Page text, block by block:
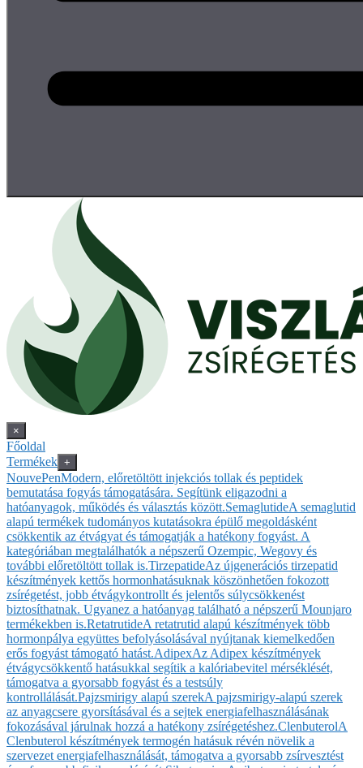
×
Főoldal
Termékek +
NouvePenModern, előretöltött injekciós tollak és peptidek
bemutatása fogyás támogatására. Segítünk eligazodni a
hatóanyagok, működés és választás között.SemaglutideA semaglutid
alapú termékek tudományos kutatásokra épülő megoldásként
csökkentik az étvágyat és támogatják a hatékony fogyást. A
kategóriában megtalálhatók a népszerű Ozempic, Wegovy és
további előretöltött tollak is.TirzepatideAz újgenerációs tirzepatid
készítmények kettős hormonhatásuknak köszönhetően fokozott
zsírégetést, jobb étvágykontrollt és jelentős súlycsökkenést
biztosíthatnak. Ugyanez a hatóanyag található a népszerű Mounjaro
termékekben is.RetatrutideA retatrutid alapú készítmények több
hormonpálya együttes befolyásolásával nyújtanak kiemelkedően
erős fogyást támogató hatást.AdipexAz Adipex készítmények
étvágycsökkentő hatásukkal segítik a kalóriabevitel mérséklését,
támogatva a gyorsabb fogyást és a testsúly
kontrollálását.Pajzsmirigy alapú szerekA pajzsmirigy-alapú szerek
az anyagcsere gyorsításával és a sejtek energiafelhasználásának
fokozásával járulnak hozzá a hatékony zsírégetéshez.ClenbuterolA
Clenbuterol készítmények termogén hatásuk révén növelik a
szervezet energiafelhasználását, támogatva a gyorsabb zsírvesztést